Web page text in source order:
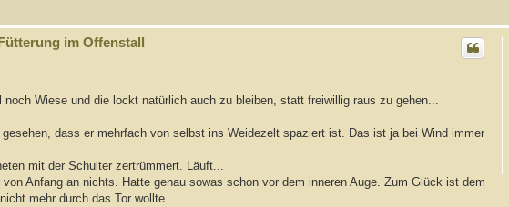
im Offenstall
Wiese und die lockt natürlich auch zu bleiben, statt freiwillig raus zu gehen...
dass er mehrfach von selbst ins Weidezelt spaziert ist. Das ist ja bei Wind immer
mit der Schulter zertrümmert. Läuft...
Anfang an nichts. Hatte genau sowas schon vor dem inneren Auge. Zum Glück ist dem
mehr durch das Tor wollte.